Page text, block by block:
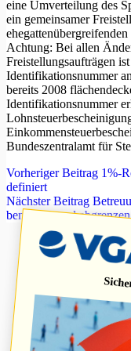
eine Umverteilung des
ein gemeinsamer
Achtung: Bei allen
Freistellungsaufträgen
Identifikationsnummer
bereits 2008
Identifikationsnummer
Bundeszentralamt für
VorherigerBeitrag 1%-
definiert
NächsterBeitrag
benennen und abgrenzen